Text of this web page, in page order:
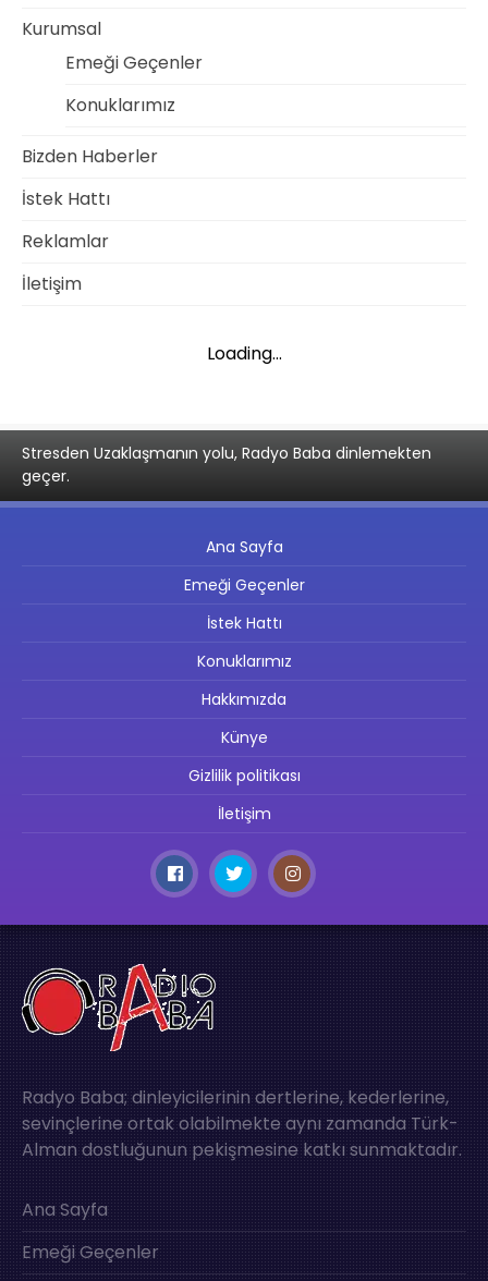
Kurumsal
Emeği Geçenler
Konuklarımız
Bizden Haberler
İstek Hattı
Reklamlar
İletişim
Loading...
Stresden Uzaklaşmanın yolu, Radyo Baba dinlemekten
geçer.
Ana Sayfa
Emeği Geçenler
İstek Hattı
Konuklarımız
Hakkımızda
Künye
Gizlilik politikası
İletişim
Radyo Baba; dinleyicilerinin dertlerine, kederlerine,
sevinçlerine ortak olabilmekte aynı zamanda Türk-
Alman dostluğunun pekişmesine katkı sunmaktadır.
Ana Sayfa
Emeği Geçenler